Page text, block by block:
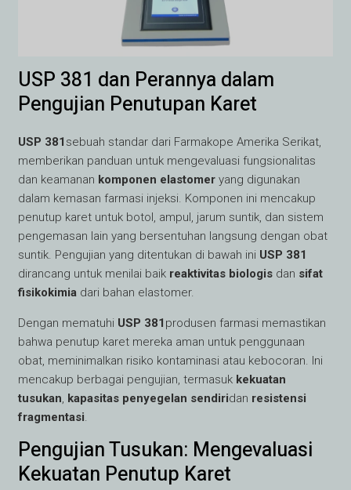
USP 381 dan Perannya dalam
Pengujian Penutupan Karet
USP 381 sebuah standar dari Farmakope Amerika Serikat,
memberikan panduan untuk mengevaluasi fungsionalitas
dan keamanan komponen elastomer yang digunakan
dalam kemasan farmasi injeksi. Komponen ini mencakup
penutup karet untuk botol, ampul, jarum suntik, dan sistem
pengemasan lain yang bersentuhan langsung dengan obat
suntik. Pengujian yang ditentukan di bawah ini USP 381
dirancang untuk menilai baik reaktivitas biologis dan sifat
fisikokimia dari bahan elastomer.
Dengan mematuhi USP 381 produsen farmasi memastikan
bahwa penutup karet mereka aman untuk penggunaan
obat, meminimalkan risiko kontaminasi atau kebocoran. Ini
mencakup berbagai pengujian, termasuk kekuatan
tusukan, kapasitas penyegelan sendiridan resistensi
fragmentasi.
Pengujian Tusukan: Mengevaluasi
Kekuatan Penutup Karet